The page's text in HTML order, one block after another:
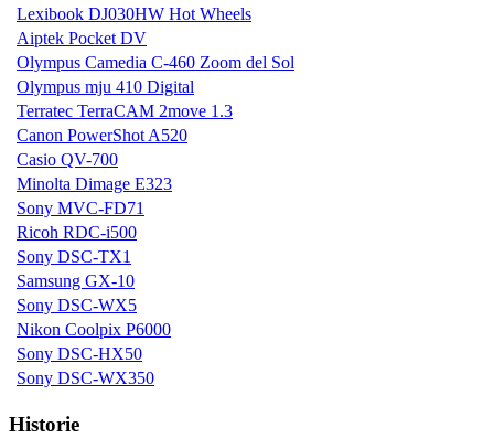
Lexibook DJ030HW Hot Wheels
Aiptek Pocket DV
Olympus Camedia C-460 Zoom del Sol
Olympus mju 410 Digital
Terratec TerraCAM 2move 1.3
Canon PowerShot A520
Casio QV-700
Minolta Dimage E323
Sony MVC-FD71
Ricoh RDC-i500
Sony DSC-TX1
Samsung GX-10
Sony DSC-WX5
Nikon Coolpix P6000
Sony DSC-HX50
Sony DSC-WX350
Historie